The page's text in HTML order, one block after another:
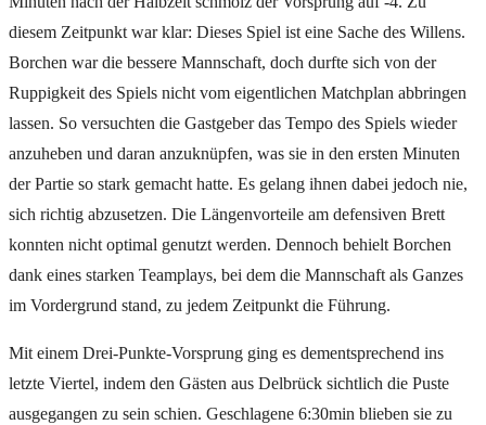
diesem Zeitpunkt war klar: Dieses Spiel ist eine Sache des Willens.
Borchen war die bessere Mannschaft, doch durfte sich von der
Ruppigkeit des Spiels nicht vom eigentlichen Matchplan abbringen
lassen. So versuchten die Gastgeber das Tempo des Spiels wieder
anzuheben und daran anzuknüpfen, was sie in den ersten Minuten
der Partie so stark gemacht hatte. Es gelang ihnen dabei jedoch nie,
sich richtig abzusetzen. Die Längenvorteile am defensiven Brett
konnten nicht optimal genutzt werden. Dennoch behielt Borchen
dank eines starken Teamplays, bei dem die Mannschaft als Ganzes
im Vordergrund stand, zu jedem Zeitpunkt die Führung.
Mit einem Drei-Punkte-Vorsprung ging es dementsprechend ins
letzte Viertel, indem den Gästen aus Delbrück sichtlich die Puste
ausgegangen zu sein schien. Geschlagene 6:30min blieben sie zu